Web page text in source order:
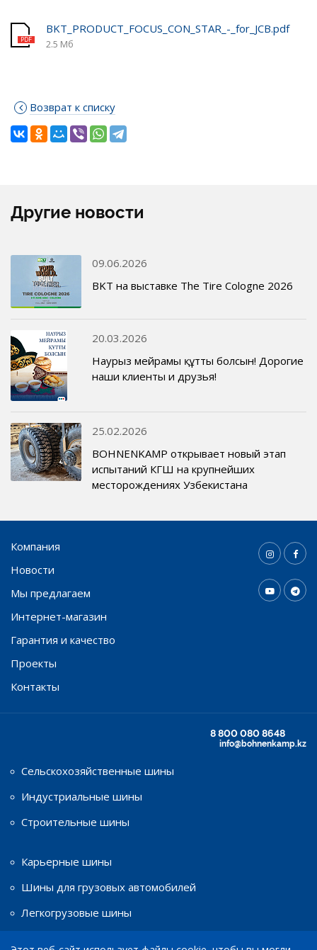
BKT_PRODUCT_FOCUS_CON_STAR_-_for_JCB.pdf
2.5 Мб
Возврат к списку
Другие новости
09.06.2026
BKT на выставке The Tire Cologne 2026
20.03.2026
Наурыз мейрамы құтты болсын! Дорогие
наши клиенты и друзья!
25.02.2026
BOHNENKAMP открывает новый этап
испытаний КГШ на крупнейших
месторождениях Узбекистана
Компания
Новости
Мы предлагаем
Интернет-магазин
Гарантия и качество
Проекты
Контакты
8 800 080 8648
info@bohnenkamp.kz
Сельскохозяйственные шины
Индустриальные шины
Строительные шины
Карьерные шины
Шины для грузовых автомобилей
Легкогрузовые шины